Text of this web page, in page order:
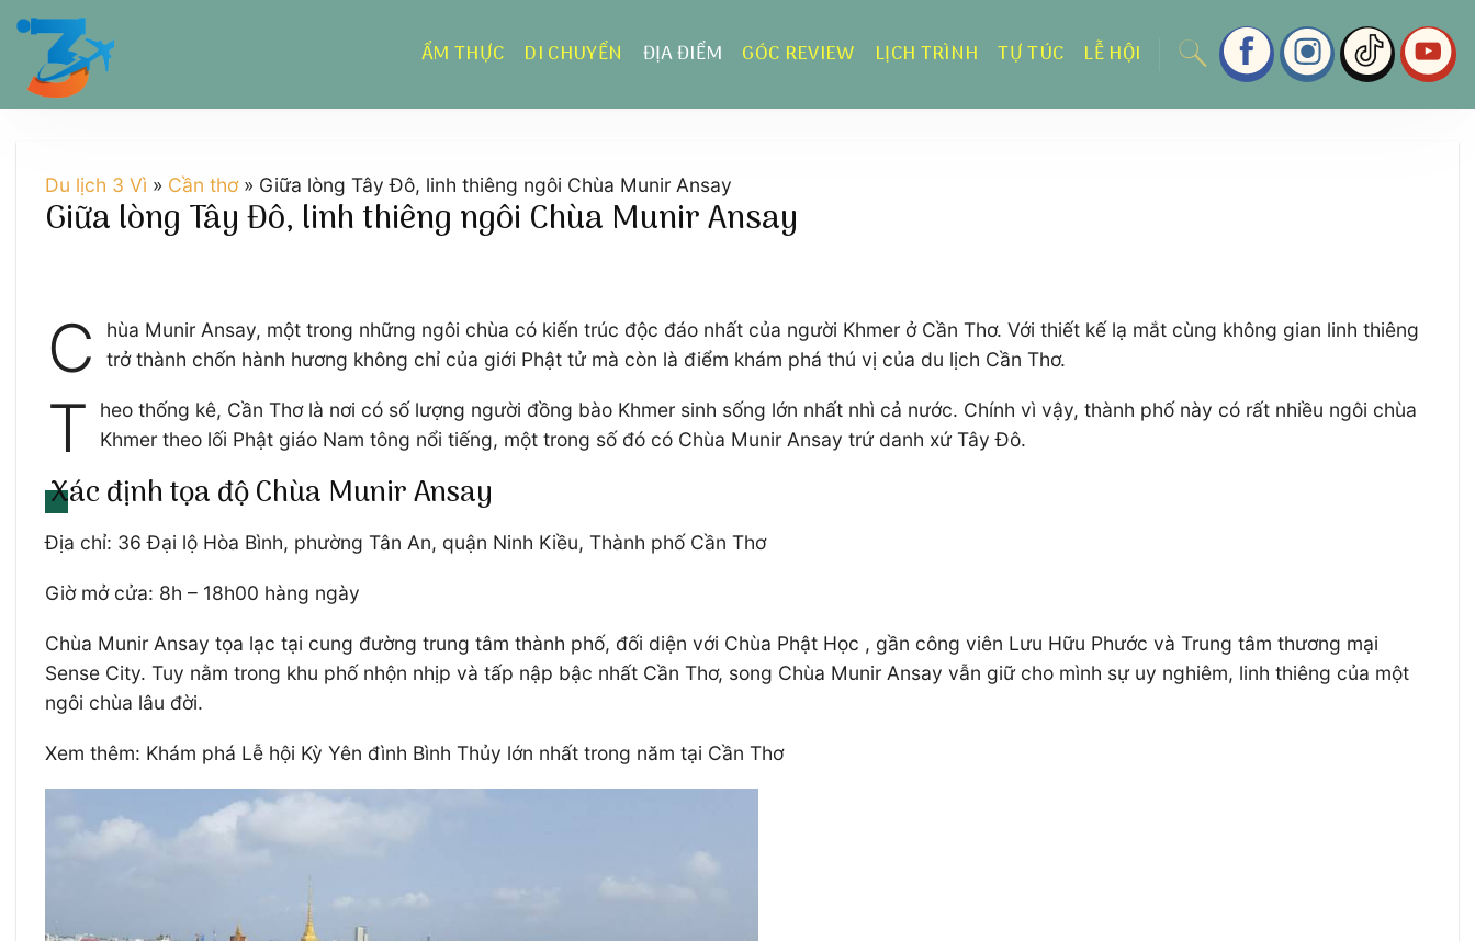
Chuyển
dung
ẨM THỰC DI CHUYỂN ĐỊA ĐIỂM GÓC REVIEW LỊCH TRÌNH TỰ TÚC LỄ HỘI
Du lịch 3 Vì » Cần thơ» Giữa lòng Tây Đô, linh thiêng ngôi Chùa Munir Ansay
Giữa lòng Tây Đô, linh thiêng ngôi Chùa Munir Ansay
C
hùa Munir Ansay, một trong những ngôi chùa có kiến trúc độc đáo nhất của người Khmer ở Cần Thơ. Với thiết kế lạ mắt cùng không gian linh thiêng
trở thành chốn hành hương không chỉ của giới Phật tử mà còn là điểm khám phá thú vị của du lịch Cần Thơ.
T
heo thống kê, Cần Thơ là nơi có số lượng người đồng bào Khmer sinh sống lớn nhất nhì cả nước. Chính vì vậy, thành phố này có rất nhiều ngôi chùa
Khmer theo lối Phật giáo Nam tông nổi tiếng, một trong số đó có Chùa Munir Ansay trứ danh xứ Tây Đô.
Xác định tọa độ Chùa Munir Ansay
Địa chỉ: 36 Đại lộ Hòa Bình, phường Tân An, quận Ninh Kiều, Thành phố Cần Thơ
Giờ mở cửa: 8h – 18h00 hàng ngày
Chùa Munir Ansay tọa lạc tại cung đường trung tâm thành phố, đối diện với Chùa Phật Học , gần công viên Lưu Hữu Phước và Trung tâm thương mại
Sense City. Tuy nằm trong khu phố nhộn nhịp và tấp nập bậc nhất Cần Thơ, song Chùa Munir Ansay vẫn giữ cho mình sự uy nghiêm, linh thiêng của một
ngôi chùa lâu đời.
Xem thêm: Khám phá Lễ hội Kỳ Yên đình Bình Thủy lớn nhất trong năm tại Cần Thơ